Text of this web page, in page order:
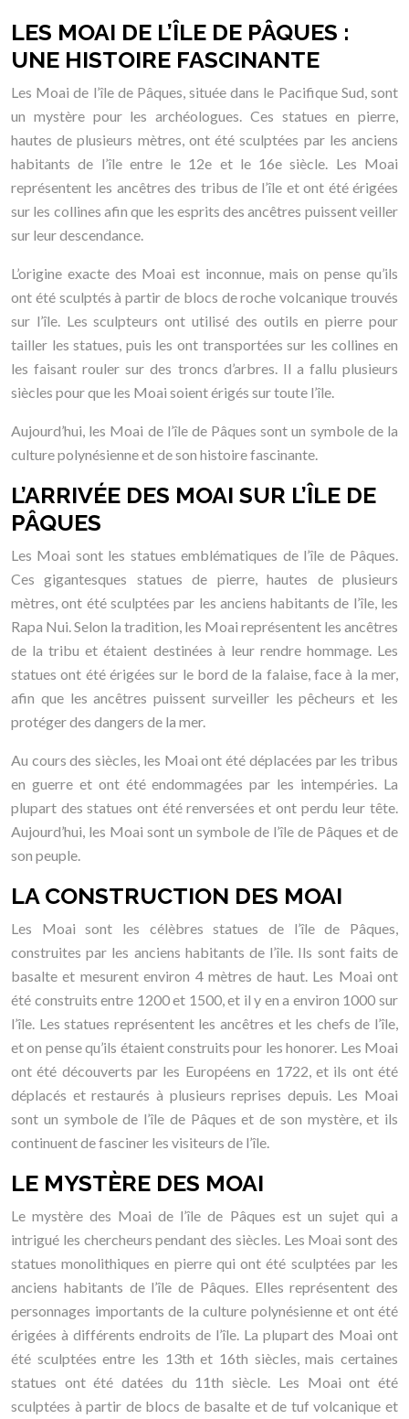
LES MOAI DE L’ÎLE DE PÂQUES :
UNE HISTOIRE FASCINANTE
Les Moai de l’île de Pâques, située dans le Pacifique Sud, sont
un mystère pour les archéologues. Ces statues en pierre,
hautes de plusieurs mètres, ont été sculptées par les anciens
habitants de l’île entre le 12e et le 16e siècle. Les Moai
représentent les ancêtres des tribus de l’île et ont été érigées
sur les collines afin que les esprits des ancêtres puissent veiller
sur leur descendance.
L’origine exacte des Moai est inconnue, mais on pense qu’ils
ont été sculptés à partir de blocs de roche volcanique trouvés
sur l’île. Les sculpteurs ont utilisé des outils en pierre pour
tailler les statues, puis les ont transportées sur les collines en
les faisant rouler sur des troncs d’arbres. Il a fallu plusieurs
siècles pour que les Moai soient érigés sur toute l’île.
Aujourd’hui, les Moai de l’île de Pâques sont un symbole de la
culture polynésienne et de son histoire fascinante.
L’ARRIVÉE DES MOAI SUR L’ÎLE DE
PÂQUES
Les Moai sont les statues emblématiques de l’île de Pâques.
Ces gigantesques statues de pierre, hautes de plusieurs
mètres, ont été sculptées par les anciens habitants de l’île, les
Rapa Nui. Selon la tradition, les Moai représentent les ancêtres
de la tribu et étaient destinées à leur rendre hommage. Les
statues ont été érigées sur le bord de la falaise, face à la mer,
afin que les ancêtres puissent surveiller les pêcheurs et les
protéger des dangers de la mer.
Au cours des siècles, les Moai ont été déplacées par les tribus
en guerre et ont été endommagées par les intempéries. La
plupart des statues ont été renversées et ont perdu leur tête.
Aujourd’hui, les Moai sont un symbole de l’île de Pâques et de
son peuple.
LA CONSTRUCTION DES MOAI
Les Moai sont les célèbres statues de l’île de Pâques,
construites par les anciens habitants de l’île. Ils sont faits de
basalte et mesurent environ 4 mètres de haut. Les Moai ont
été construits entre 1200 et 1500, et il y en a environ 1000 sur
l’île. Les statues représentent les ancêtres et les chefs de l’île,
et on pense qu’ils étaient construits pour les honorer. Les Moai
ont été découverts par les Européens en 1722, et ils ont été
déplacés et restaurés à plusieurs reprises depuis. Les Moai
sont un symbole de l’île de Pâques et de son mystère, et ils
continuent de fasciner les visiteurs de l’île.
LE MYSTÈRE DES MOAI
Le mystère des Moai de l’île de Pâques est un sujet qui a
intrigué les chercheurs pendant des siècles. Les Moai sont des
statues monolithiques en pierre qui ont été sculptées par les
anciens habitants de l’île de Pâques. Elles représentent des
personnages importants de la culture polynésienne et ont été
érigées à différents endroits de l’île. La plupart des Moai ont
été sculptées entre les 13th et 16th siècles, mais certaines
statues ont été datées du 11th siècle. Les Moai ont été
sculptées à partir de blocs de basalte et de tuf volcanique et